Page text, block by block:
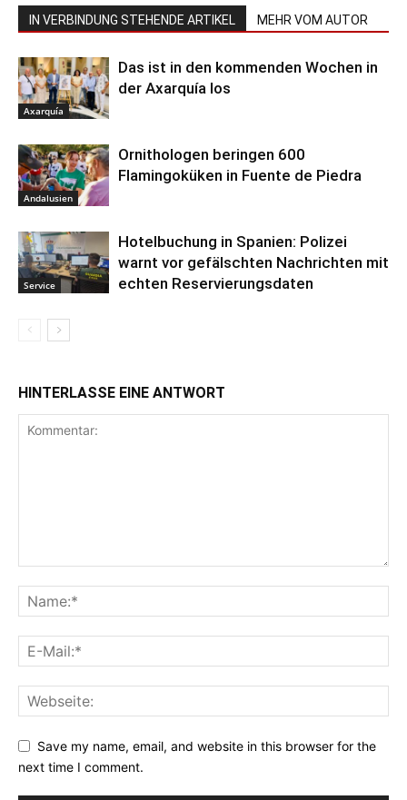
IN VERBINDUNG STEHENDE ARTIKEL MEHR VOM AUTOR
Axarquía
Das ist in den kommenden Wochen in
der Axarquía los
Andalusien
Ornithologen beringen 600
Flamingoküken in Fuente de Piedra
Service
Hotelbuchung in Spanien: Polizei
warnt vor gefälschten Nachrichten mit
echten Reservierungsdaten
HINTERLASSE EINE ANTWORT
Save my name, email, and website in this browser for the
next time I comment.